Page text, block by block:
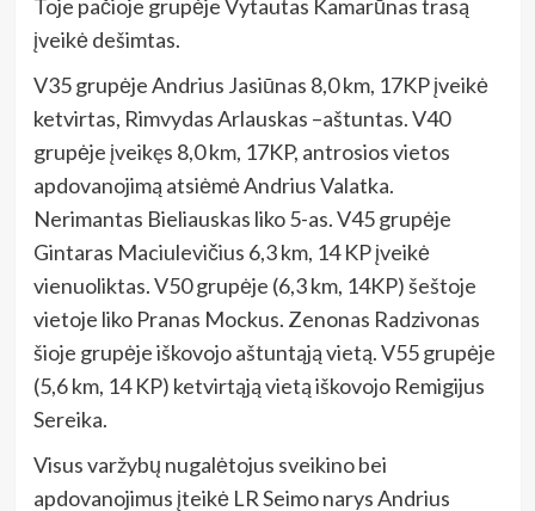
Toje pačioje grupėje Vytautas Kamarūnas trasą
įveikė dešimtas.
V35 grupėje Andrius Jasiūnas 8,0 km, 17KP įveikė
ketvirtas, Rimvydas Arlauskas –aštuntas. V40
grupėje įveikęs 8,0 km, 17KP, antrosios vietos
apdovanojimą atsiėmė Andrius Valatka.
Nerimantas Bieliauskas liko 5-as. V45 grupėje
Gintaras Maciulevičius 6,3 km, 14 KP įveikė
vienuoliktas. V50 grupėje (6,3 km, 14KP) šeštoje
vietoje liko Pranas Mockus. Zenonas Radzivonas
šioje grupėje iškovojo aštuntąją vietą. V55 grupėje
(5,6 km, 14 KP) ketvirtąją vietą iškovojo Remigijus
Sereika.
Visus varžybų nugalėtojus sveikino bei
apdovanojimus įteikė LR Seimo narys Andrius